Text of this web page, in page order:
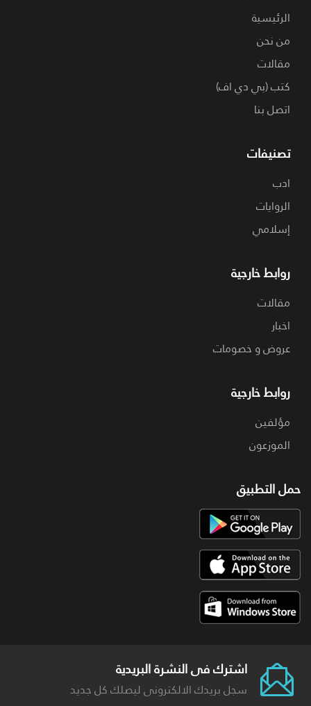
الرئيسية
من نحن
مقالات
كتب (بي دي اف)
اتصل بنا
تصنيفات
ادب
الروايات
إسلامي
روابط خارجية
مقالات
اخبار
عروض و خصومات
روابط خارجية
مؤلفين
الموزعون
حمل التطبيق
اشترك فى النشرة البريدية
سجل بريدك الالكترونى ليصلك كل جديد